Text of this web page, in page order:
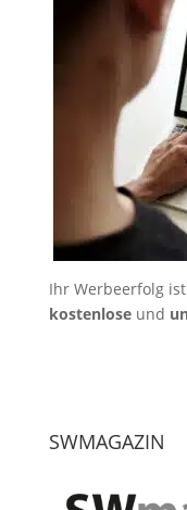
Ihr Werbeerfolg
kostenloseund
SWMAGAZIN